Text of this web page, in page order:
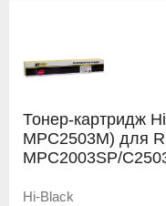
Тонер-картридж
MPC2503M) для
MPC2003SP/
Hi-Black